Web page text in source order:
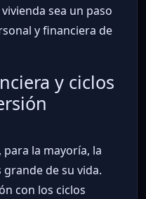
sea un paso
y financiera de
y ciclos
para la mayoría, la
de su vida.
con los ciclos